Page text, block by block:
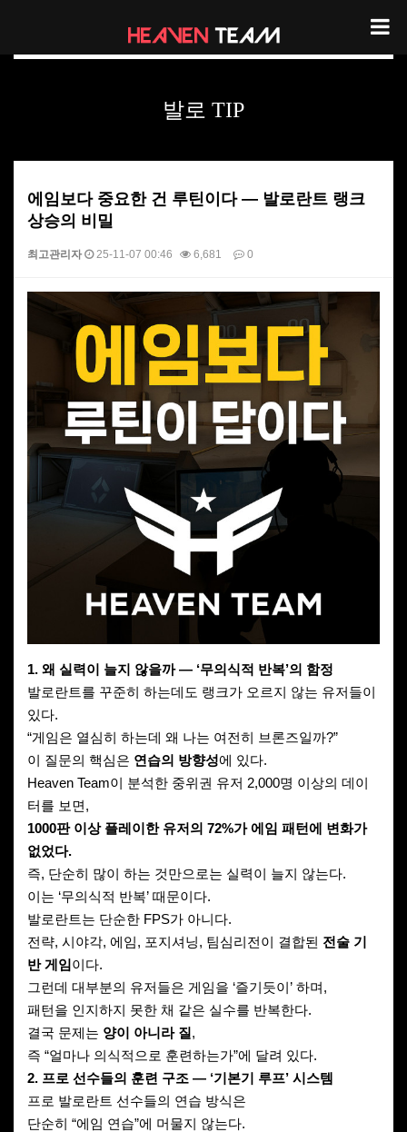
발로 TIP
에임보다 중요한 건 루틴이다 — 발로란트 랭크
상승의 비밀
최고관리자 25-11-07 00:46 6,681 0
본문
1. 왜 실력이 늘지 않을까 — ‘무의식적 반복’의 함정
발로란트를 꾸준히 하는데도 랭크가 오르지 않는 유저들이
있다.
“게임은 열심히 하는데 왜 나는 여전히 브론즈일까?”
이 질문의 핵심은 연습의 방향성에 있다.
Heaven Team이 분석한 중위권 유저 2,000명 이상의 데이
터를 보면,
1000판 이상 플레이한 유저의 72%가 에임 패턴에 변화가
없었다.
즉, 단순히 많이 하는 것만으로는 실력이 늘지 않는다.
이는 ‘무의식적 반복’ 때문이다.
발로란트는 단순한 FPS가 아니다.
전략, 시야각, 에임, 포지셔닝, 팀심리전이 결합된 전술 기
반 게임이다.
그런데 대부분의 유저들은 게임을 ‘즐기듯이’ 하며,
패턴을 인지하지 못한 채 같은 실수를 반복한다.
결국 문제는 양이 아니라 질,
즉 “얼마나 의식적으로 훈련하는가”에 달려 있다.
2. 프로 선수들의 훈련 구조 — ‘기본기 루프’ 시스템
프로 발로란트 선수들의 연습 방식은
단순히 “에임 연습”에 머물지 않는다.